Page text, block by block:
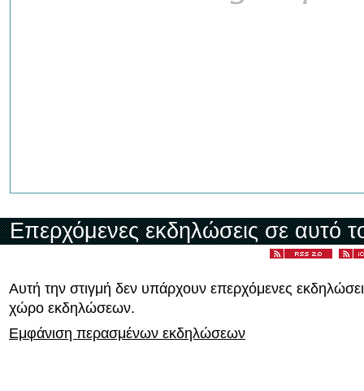
Επερχόμενες εκδηλώσεις σε αυτό
Αυτή την στιγμή δεν υπάρχουν επερχόμενες
χώρο εκδηλώσεων.
Εμφάνιση περασμένων εκδηλώσεων